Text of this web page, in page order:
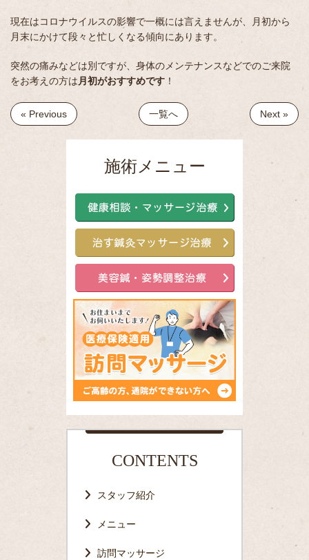
現在はコロナウイルスの影響で一概には言えませんが、月初から
月末にかけて段々と忙しくなる傾向にあります。
突然の痛みなどは別ですが、身体のメンテナンスなどでのご来院
をお考えの方は 月初がおすすめです ！
« Previous 一覧へ Next »
施術メニュー
CONTENTS
スタッフ紹介
メニュー
訪問マッサージ